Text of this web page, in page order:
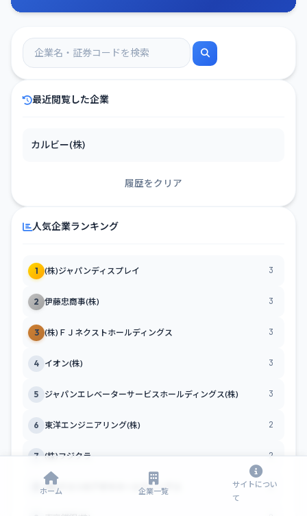
最近閲覧した企業
カルビー(株)
履歴をクリア
人気企業ランキング
1 (株)ジャパンディスプレイ 3
2 伊藤忠商事(株) 3
3 (株)ＦＪネクストホールディングス 3
4 イオン(株) 3
5 ジャパンエレベーターサービスホールディングス(株) 3
6 東洋エンジニアリング(株) 2
7 (株)フジクラ 2
(株)クスリのアオキホールディングス 2
ホーム 企業一覧
サイトについ
て